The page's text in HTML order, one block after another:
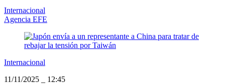
Internacional
Agencia EFE
Internacional
11/11/2025
12:45